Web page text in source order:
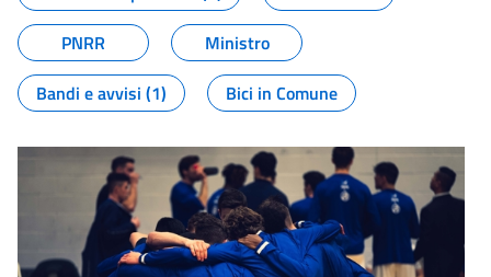
PNRR
Ministro
Bandi e avvisi (1)
Bici in Comune